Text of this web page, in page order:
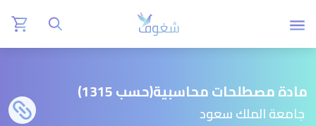
مادة مصطلحات محاسبية(حسب 1315)
جامعة الملك سعود